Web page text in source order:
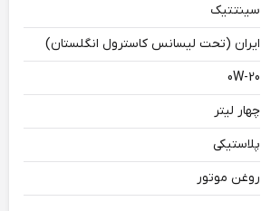
سینتتیک
ایران (تحت لیسانس کاسترول انگلستان)
0W-20
چهار لیتر
پلاستیکی
روغن موتور